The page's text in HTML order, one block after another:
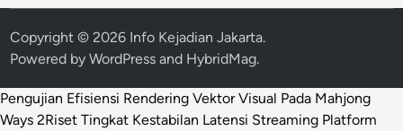
Copyright © 2026 Info Kejadian Jakarta.
Powered byWordPress and HybridMag.
Pengujian Efisiensi Rendering Vektor Visual Pada Mahjong
Ways 2Riset Tingkat Kestabilan Latensi Streaming Platform